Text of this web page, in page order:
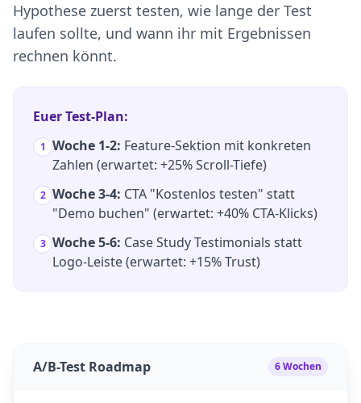
Hypothese zuerst testen, wie lange der Test
laufen sollte, und wann ihr mit Ergebnissen
rechnen könnt.
Euer Test-Plan:
1 Woche 1-2: Feature-Sektion mit konkreten
Zahlen (erwartet: +25% Scroll-Tiefe)
2 Woche 3-4: CTA "Kostenlos testen" statt
"Demo buchen" (erwartet: +40% CTA-Klicks)
3 Woche 5-6: Case Study Testimonials statt
Logo-Leiste (erwartet: +15% Trust)
A/B-Test Roadmap 6 Wochen